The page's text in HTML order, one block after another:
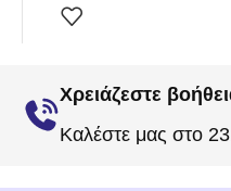
Χρειάζεστε
Καλέστε μας στο